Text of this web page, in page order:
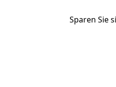
Sparen Sie